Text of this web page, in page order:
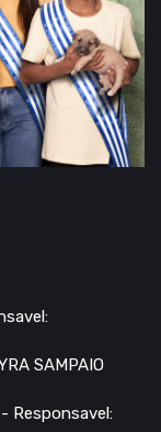
SAMPAIO
- Responsavel: